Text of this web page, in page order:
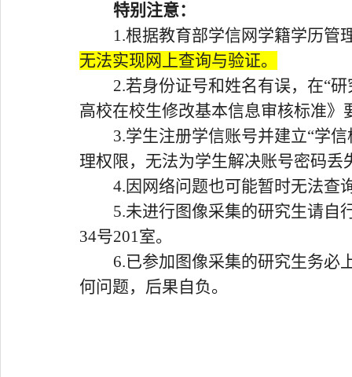
特别注意：
1.根据教育部学信网学籍学历管
无法实现网上查询与验证。
2.若身份证号和姓名有误，在“
高校在校生修改基本信息审核标准
3.学生注册学信账号并建立“学
理权限，无法为学生解决账号密码丢
4.因网络问题也可能暂时无法查
5.未进行图像采集的研究生请自
34号201室。
6.已参加图像采集的研究生务必
何问题，后果自负。